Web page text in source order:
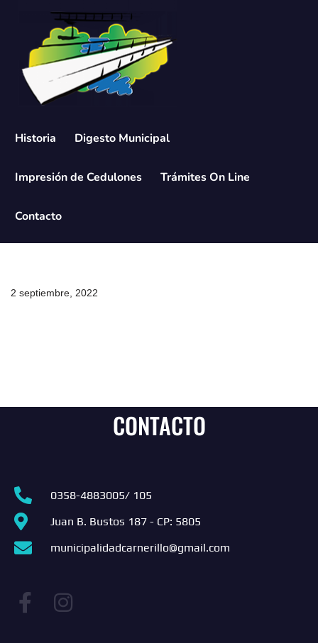
contenido
Historia Digesto Municipal
Impresión de Cedulones Trámites On Line
Contacto
2 septiembre, 2022
CONTACTO
0358-4883005/ 105
Juan B. Bustos 187 - CP: 5805
municipalidadcarnerillo@gmail.com